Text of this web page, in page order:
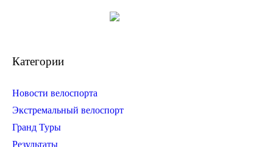
Категории
Новости велоспорта
Экстремальный велоспорт
Гранд Туры
Результаты